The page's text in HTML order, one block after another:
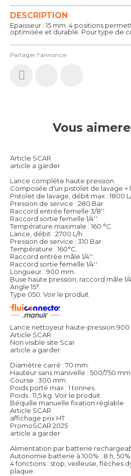
Partager l'annonce
DESCRIPTION
Epaisseur : 15 mm. 4 positions
optimisée et durable. Pour type de
Vous
Article SCAR
article a garder
Lance complète haute pression.
Composée d'un pistolet de lavage +
Pistolet de lavage, débit max : 1800 L/
Pression de service : 280 Bar.
Raccord entrée femelle 3/8''.
Raccord sortie femelle 1/4''.
Température maximale : 160 °C.
Lance, débit : 2700 L/h.
Pression de service : 310 Bar.
Température : 160°C.
Raccord entrée mâle 1/4''.
Raccord sortie femelle 1/4''.
Longueur : 900 mm.
Buse haute pression, raccord mâle 1/
Angle 15°.
Type 050. Voir le produit
Lance nettoyeur haute-pression 900
Article SCAR
Non visible site Scar
article a garder
Diamètre carré : 70 mm.
Hauteur sans manivelle : 500/750 mm.
Course : 300 mm.
Poids porté max : 1 tonnes.
Poids : 11,5 kg. Voir le produit
Béquille manuelle fixation réglable
Article SCAR
affichage prix HT
PromoSCAR 2025
article a garder
Alimentation par batterie
Autonomie batterie à 100% : 8 h, 50% :
4 fonctions : stop, veilleuse, flèches
plaque.